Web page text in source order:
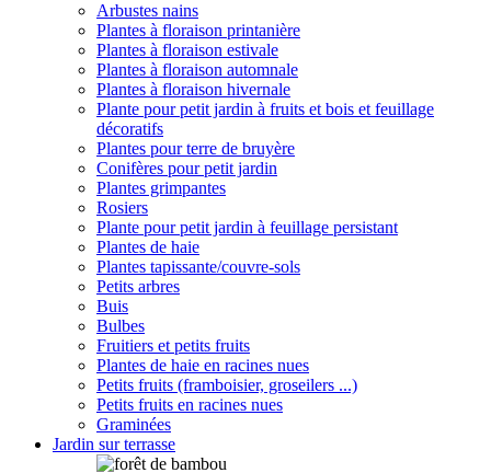
Arbustes nains
Plantes à floraison printanière
Plantes à floraison estivale
Plantes à floraison automnale
Plantes à floraison hivernale
Plante pour petit jardin à fruits et bois et feuillage
décoratifs
Plantes pour terre de bruyère
Conifères pour petit jardin
Plantes grimpantes
Rosiers
Plante pour petit jardin à feuillage persistant
Plantes de haie
Plantes tapissante/couvre-sols
Petits arbres
Buis
Bulbes
Fruitiers et petits fruits
Plantes de haie en racines nues
Petits fruits (framboisier, groseilers ...)
Petits fruits en racines nues
Graminées
Jardin sur terrasse